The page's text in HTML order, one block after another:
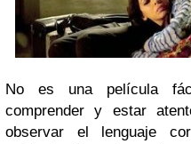
No es una película
comprender y estar
observar el lenguaje